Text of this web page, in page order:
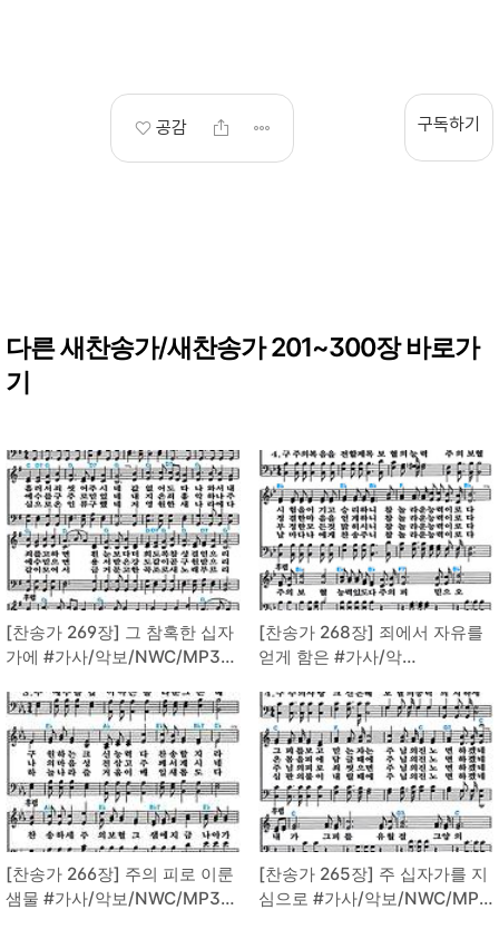
공감 구독하기
다른 새찬송가/새찬송가 201~300장 바로가
기
[찬송가 269장] 그 참혹한 십자
가에 #가사/악보/NWC/MP3
[찬송가 268장] 죄에서 자유를
얻게 함은 #가사/악
[찬송가 266장] 주의 피로 이룬
샘물 #가사/악보/NWC/MP3
[찬송가 265장] 주 십자가를 지
심으로 #가사/악보/NWC/MP3